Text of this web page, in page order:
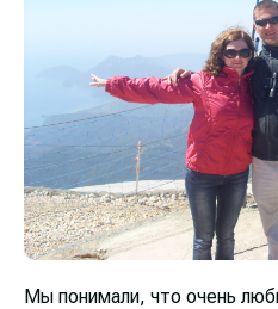
Мы понимали, что очень